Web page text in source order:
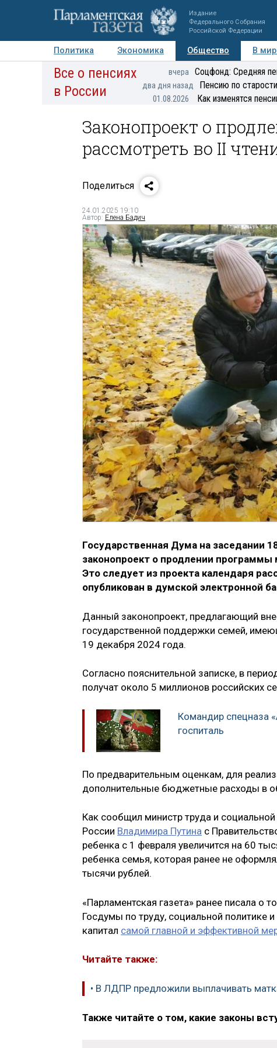
Издание
Федерального Собрания
Российской Федерации
Политика Экономика Общество В
Авторы Персоны Мнения Регионы
Все о пенсиях
в России
вчера Соцфонд: Средняя
два дня назад Пенсию по
01.08.2026 Как изменятся
Законопроект о
рассмотреть во II
Поделиться
24.01.2025 19:10
Автор: Елена Бадич
Государственная Дума на заседании
законопроект о продлении программы
Это следует из проекта календаря
опубликован в думской электронной
Данный законопроект, предлагающий
государственной поддержки семей,
19 декабря 2024 года.
Согласно пояснительной записке, в
получат около 5 миллионов российских
Командир спецназа
госпиталь
По предварительным оценкам, для
дополнительные бюджетные расходы в
Как сообщил министр труда и
России Владимира Путина с
ребенка с 1 февраля увеличится на 60
ребенка семья, которая ранее не
тысячи рублей.
«Парламентская газета» ранее писала о
Госдумы по труду, социальной политике
капитал самой главной и эффективной
Читайте также:
• В ЛДПР предложили выплачивать
Также читайте о том, какие законы